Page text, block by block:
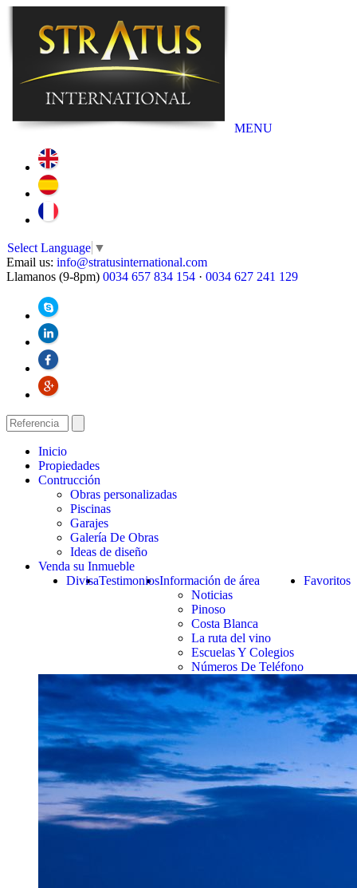
MENU
Select Language ▼
Email us: info@stratusinternational.com
Llamanos (9-8pm) 0034 657 834 154 · 0034 627 241 129
Inicio
Propiedades
Contrucción
Obras personalizadas
Piscinas
Garajes
Galería De Obras
Ideas de diseño
Venda su Inmueble
Favoritos
Información de área
Noticias
Pinoso
Costa Blanca
La ruta del vino
Escuelas Y Colegios
Números De Teléfono
Testimonios
Divisa